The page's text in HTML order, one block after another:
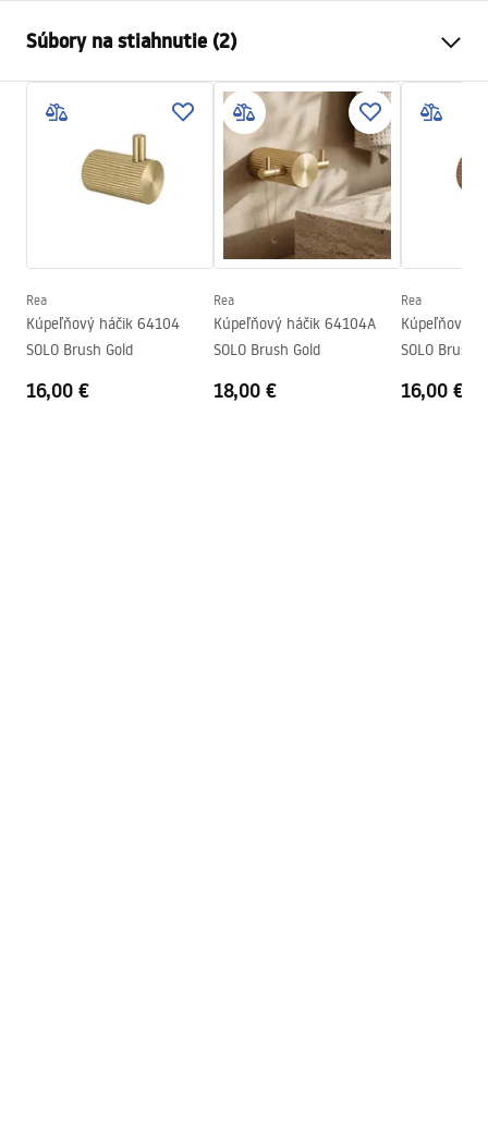
Materiál
Spôsob montáže
Skrutkovací
Šírka
160mm
167mm
65
mm
Solo
24 mesiacov
Súbory na stiahnutie (2)
Záručné podmienky
Warranty_Terms_and_Conditions_Accessories_-_24.pdf
Bezpečnostné informácie
Safety_Information_Accessories.pdf
Rea
Kúpeľňový háčik 64104
SOLO Brush Gold
16,00 €
Rea
Kúpeľňový háčik 64104A
SOLO Brush Gold
18,00 €
Rea
Kúpeľňový
SOLO Brush
16,00 €